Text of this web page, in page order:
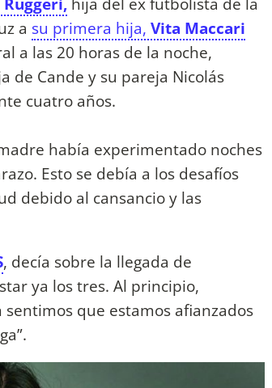
a su primera hija, Vita Maccari
a las 20 horas de la noche,
de Cande y su pareja Nicolás
cuatro años.
había experimentado noches
Esto se debía a los desafíos
debido al cansancio y las
, decía sobre la llegada de
ya los tres. Al principio,
que estamos afianzados